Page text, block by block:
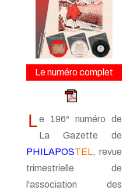
n° 161 - Octobre 2014
n° 160 - Juillet 2014
n° 159 - Avril 2014
n° 158 - Janvier 2014
n° 157 - Octobre 2013
n° 156 -Juillet 2013
n° 155 - Avril 2013
n° 153 - Octobre 2012
n° 151 - Avril 2012
n° 150 - Janvier 2012
n° 148 - Juillet 2011
n° 147 - Avril 2011
n° 146 - Janvier 2011
Le numéro complet
Le 196 e
numéro de
La Gazette de
PHILAPOSTEL, revue
trimestrielle de
l'association des